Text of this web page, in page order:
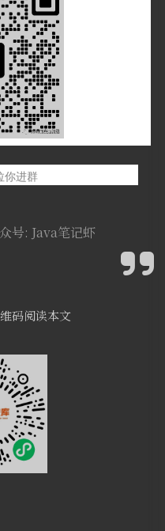
你进群
号: Java笔记虾
码阅读本文